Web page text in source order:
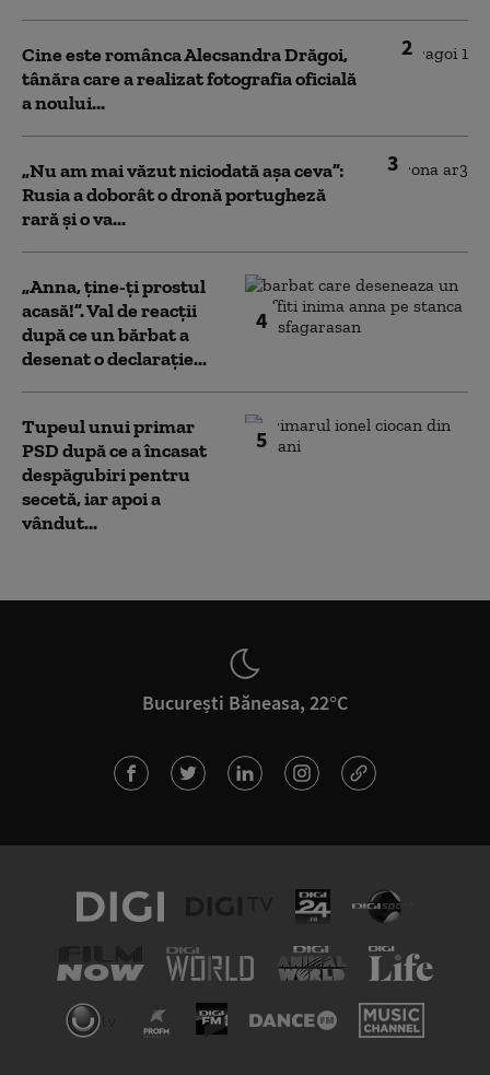
2
Cine este românca Alecsandra Drăgoi,
tânăra care a realizat fotografia oficială
a noului...
3
„Nu am mai văzut niciodată așa ceva”:
Rusia a doborât o dronă portugheză
rară și o va...
4
„Anna, ţine-ţi prostul
acasă!”. Val de reacții
după ce un bărbat a
desenat o declarație...
5
Tupeul unui primar
PSD după ce a încasat
despăgubiri pentru
secetă, iar apoi a
vândut...
București Băneasa, 22°C